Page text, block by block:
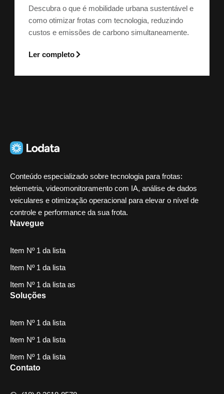
Descubra o que é mobilidade urbana sustentável e
como otimizar frotas com tecnologia, reduzindo
custos e emissões de carbono simultaneamente.
Ler completo
Conteúdo especializado sobre tecnologia para frotas:
telemetria, videomonitoramento com IA, análise de dados
veiculares e otimização operacional para elevar o nível de
controle e performance da sua frota.
Navegue
Item Nº 1 da lista
Item Nº 1 da lista
Item Nº 1 da lista as
Soluções
Item Nº 1 da lista
Item Nº 1 da lista
Item Nº 1 da lista
Contato